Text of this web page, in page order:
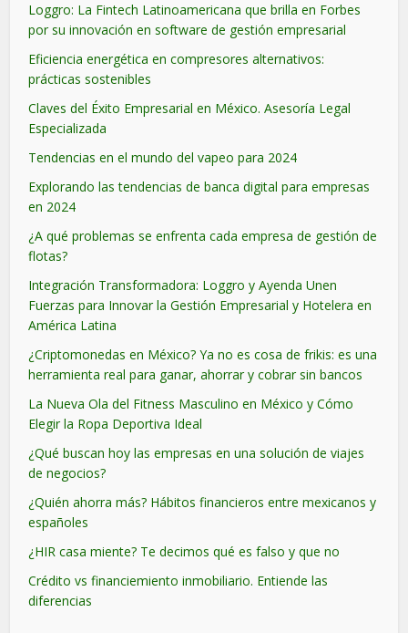
Loggro: La Fintech Latinoamericana que brilla en Forbes
por su innovación en software de gestión empresarial
Eficiencia energética en compresores alternativos:
prácticas sostenibles
Claves del Éxito Empresarial en México. Asesoría Legal
Especializada
Tendencias en el mundo del vapeo para 2024
Explorando las tendencias de banca digital para empresas
en 2024
¿A qué problemas se enfrenta cada empresa de gestión de
flotas?
Integración Transformadora: Loggro y Ayenda Unen
Fuerzas para Innovar la Gestión Empresarial y Hotelera en
América Latina
¿Criptomonedas en México? Ya no es cosa de frikis: es una
herramienta real para ganar, ahorrar y cobrar sin bancos
La Nueva Ola del Fitness Masculino en México y Cómo
Elegir la Ropa Deportiva Ideal
¿Qué buscan hoy las empresas en una solución de viajes
de negocios?
¿Quién ahorra más? Hábitos financieros entre mexicanos y
españoles
¿HIR casa miente? Te decimos qué es falso y que no
Crédito vs financiemiento inmobiliario. Entiende las
diferencias